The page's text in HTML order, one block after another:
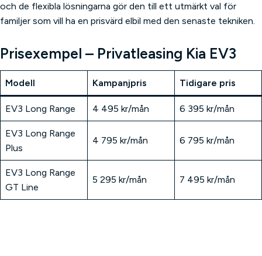
och de flexibla lösningarna gör den till ett utmärkt val för
familjer som vill ha en prisvärd elbil med den senaste tekniken.
Prisexempel – Privatleasing Kia EV3
Modell Kampanjpris Tidigare pris
EV3 Long Range 4 495 kr/mån 6 395 kr/mån
EV3 Long Range
Plus
4 795 kr/mån 6 795 kr/mån
EV3 Long Range
GT Line
5 295 kr/mån 7 495 kr/mån